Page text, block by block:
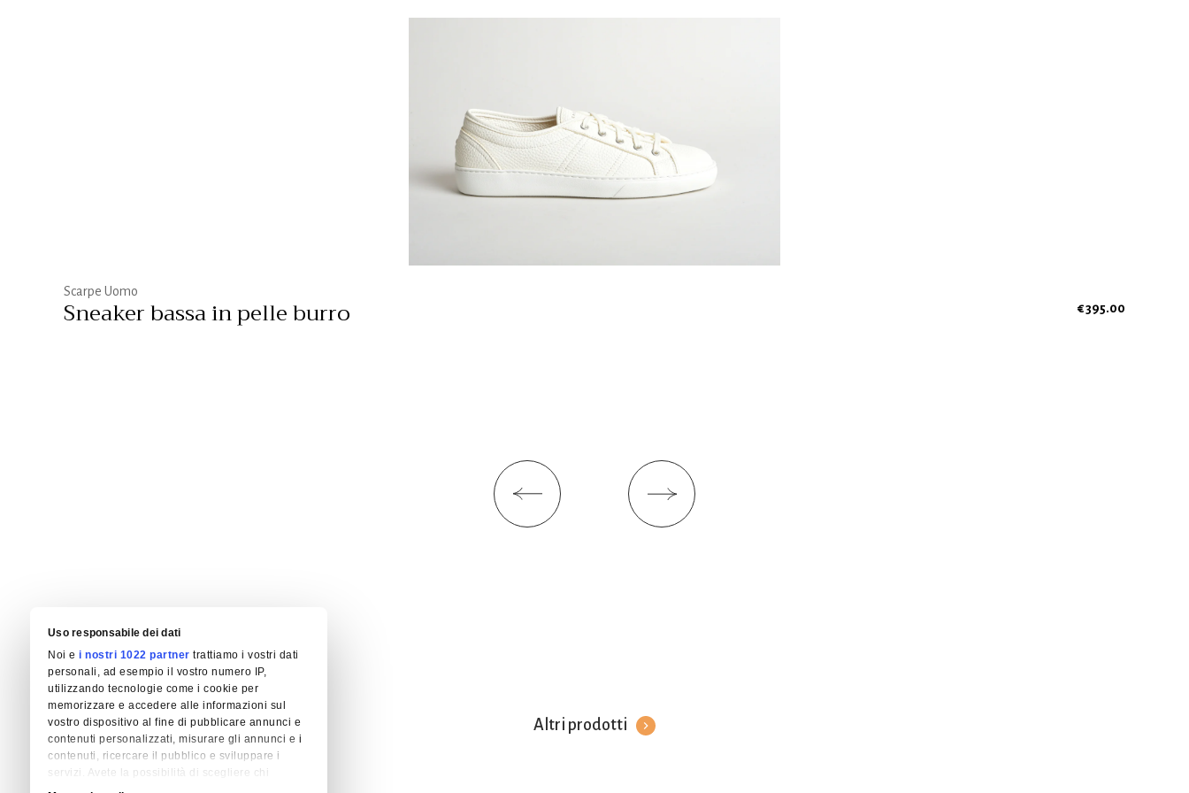
Uso responsabile dei dati
Noi ei nostri 1022 partner trattiamo i vostri dati
personali, ad esempio il vostro numero IP,
utilizzando tecnologie come i cookie per
memorizzare e accedere alle informazioni sul
vostro dispositivo al fine di pubblicare annunci e
contenuti personalizzati, misurare gli annunci e i
contenuti, ricercare il pubblico e sviluppare i
servizi. Avete la possibilità di scegliere chi
utilizza i vostri dati e per quali scopi. Le vostre
Scarpe Uomo
Sneaker bassa in pelle burro € 395.00
Altri prodotti